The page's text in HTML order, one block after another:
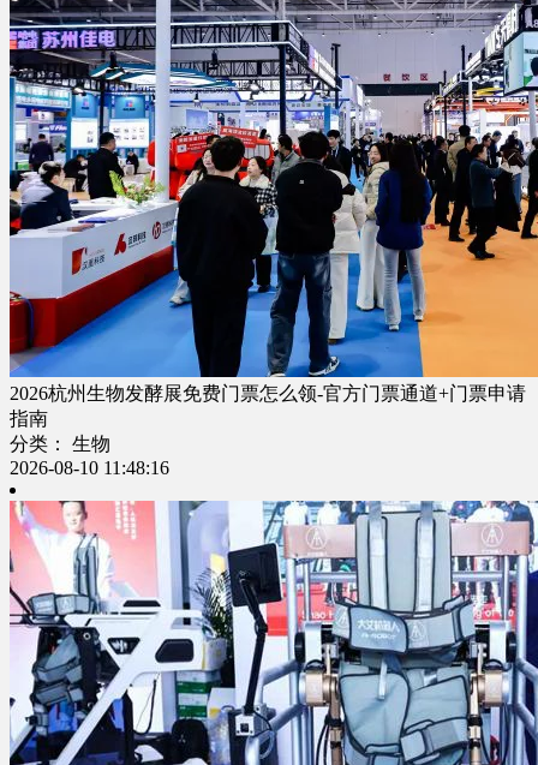
2026杭州生物发酵展免费门票怎么领-官方门票通道+门票申请
指南
分类： 生物
2026-08-10 11:48:16